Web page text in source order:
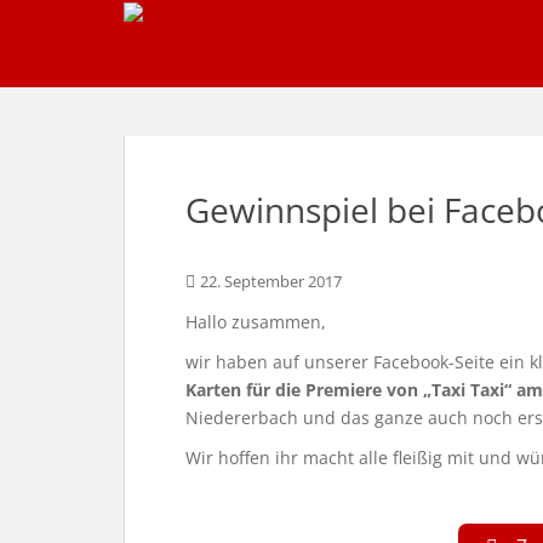
Gewinnspiel bei
22. September 2017
Hallo zusammen,
wir haben auf unserer Facebook-Seite ein
Karten für die Premiere von „Taxi Taxi“
Niedererbach und das ganze auch noch
Wir hoffen ihr macht alle fleißig mit und